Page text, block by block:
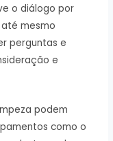
o diálogo por
mesmo
perguntas e
e
podem
como o